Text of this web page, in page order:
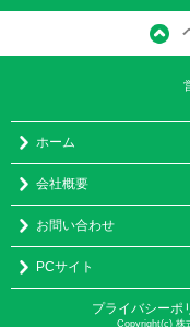
ホーム
会社概要
お問い合わせ
PCサイト
プライバシーポ
Copyright(c) 株